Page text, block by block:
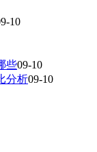
10
些09-10
分析09-10